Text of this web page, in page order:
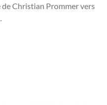
Christian Prommer vers